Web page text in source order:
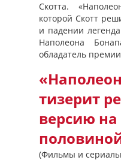
Скотта.
которой Скотт
и падении
Наполеона
обладатель
тизерит
версию на
(Фильмы и